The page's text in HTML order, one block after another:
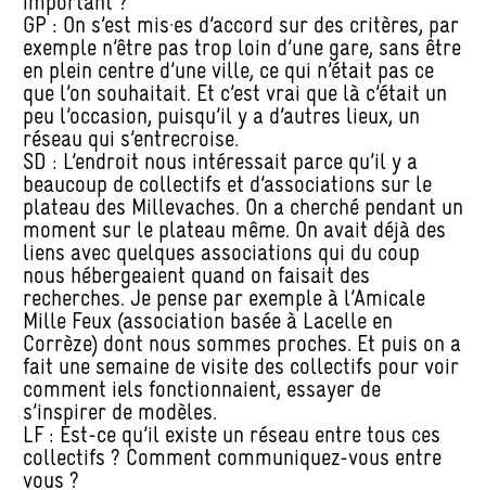
GP : On s’est mis·es d’accord sur des critères, par
exemple n’être pas trop loin d’une gare, sans être
en plein centre d’une ville, ce qui n’était pas ce
que l’on souhaitait. Et c’est vrai que là c’était un
peu l’occasion, puisqu’il y a d’autres lieux, un
réseau qui s’entrecroise.
SD : L’endroit nous intéressait parce qu’il y a
beaucoup de collectifs et d’associations sur le
plateau des Millevaches. On a cherché pendant un
moment sur le plateau même. On avait déjà des
liens avec quelques associations qui du coup
nous hébergeaient quand on faisait des
recherches. Je pense par exemple à l’Amicale
Mille Feux (association basée à Lacelle en
Corrèze) dont nous sommes proches. Et puis on a
fait une semaine de visite des collectifs pour voir
comment iels fonctionnaient, essayer de
s’inspirer de modèles.
LF : Est-ce qu’il existe un réseau entre tous ces
collectifs ? Comment communiquez-vous entre
vous ?